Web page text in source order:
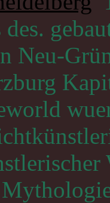
des.
Neu-